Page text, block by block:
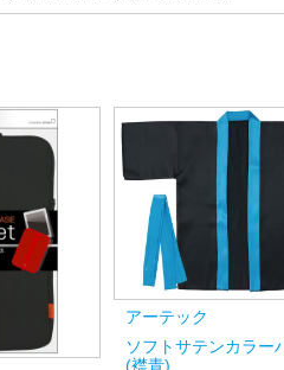
アーテック
ソフトサテンカラー
(襟青)